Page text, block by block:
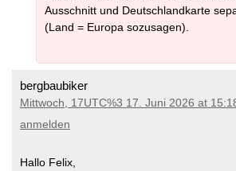
Ausschnitt und Deutschlandkarte
(Land = Europa sozusagen).
bergbaubiker
Mittwoch, 17UTC%3 17. Juni 2026 at
anmelden
Hallo Felix,